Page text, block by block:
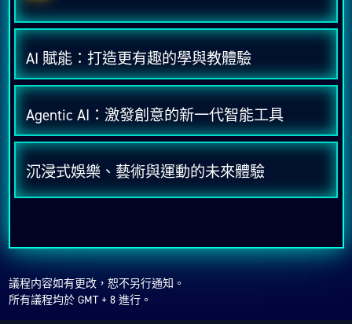
AI 賦能：打造更有趣的學與教體驗
Agentic AI：激發創意的新一代智能工具
沉浸式娛樂、藝術與運動的未來體驗
議程内容如有更改，恕不另行通知。
所有議程均於 GMT + 8 進行。